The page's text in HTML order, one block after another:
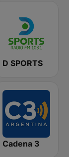
D SPORTS
Cadena 3